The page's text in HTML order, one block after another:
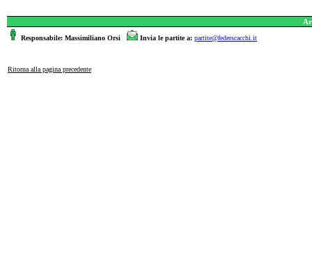
Responsabile: Massimiliano Orsi Invia le partite a: partite@federscacchi.it
Ritorna alla pagina precedente